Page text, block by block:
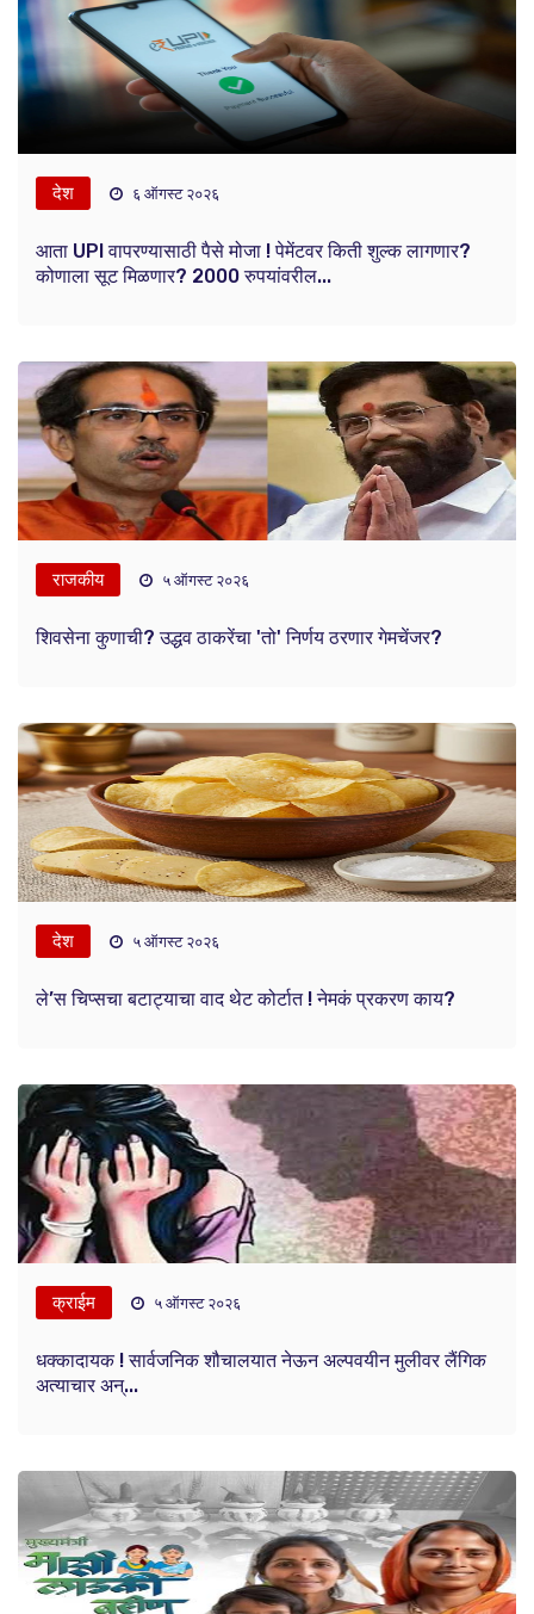
देश ६ ऑगस्ट २०२६
आता UPI वापरण्यासाठी पैसे मोजा ! पेमेंटवर किती शुल्क लागणार?
कोणाला सूट मिळणार? 2000 रुपयांवरील...
राजकीय ५ ऑगस्ट २०२६
शिवसेना कुणाची? उद्धव ठाकरेंचा 'तो' निर्णय ठरणार गेमचेंजर?
देश ५ ऑगस्ट २०२६
ले’स चिप्सचा बटाट्याचा वाद थेट कोर्टात ! नेमकं प्रकरण काय?
क्राईम ५ ऑगस्ट २०२६
धक्कादायक ! सार्वजनिक शौचालयात नेऊन अल्पवयीन मुलीवर लैंगिक
अत्याचार अन्...